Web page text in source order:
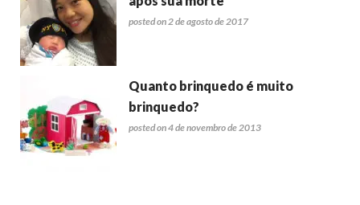
posted on 2 de agosto de 2017
Quanto brinquedo é muito
brinquedo?
posted on 4 de novembro de 2013